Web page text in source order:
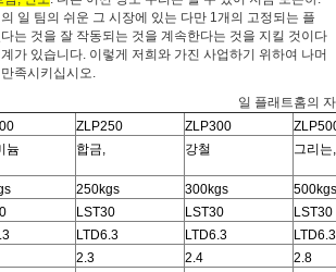
일 팀의 쉬운 그 시장에 있는 다만 1개의 고정되는 플
는 것을 잘 작동되는 것을 계속한다는 것을 지킬 것이다
가 있습니다. 이렇게 저희와 가진 사업하기 위하여 나머
족시키십시오.
일 플래트홈의
ZLP250 ZLP300
늄 합금, 강철 그리는,
250kgs 300kgs
500kgs
LST30 LST30
LST30
LTD6.3 LTD6.3
LTD6.3
2.3 2.4
2.8